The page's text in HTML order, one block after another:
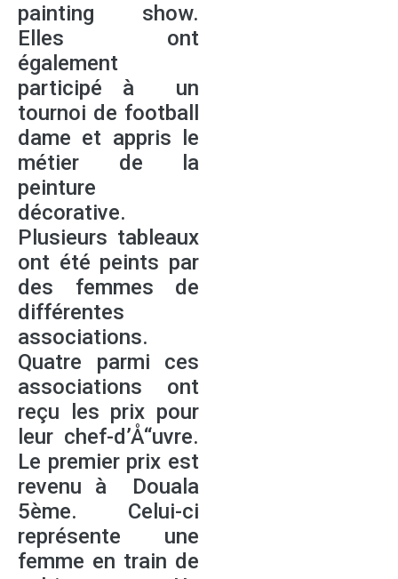
painting show.
Elles ont
également
participé à un
tournoi de football
dame et appris le
métier de la
peinture
décorative.
Plusieurs tableaux
ont été peints par
des femmes de
différentes
associations.
Quatre parmi ces
associations ont
reçu les prix pour
leur chef-d’Å“uvre.
Le premier prix est
revenu à Douala
5ème. Celui-ci
représente une
femme en train de